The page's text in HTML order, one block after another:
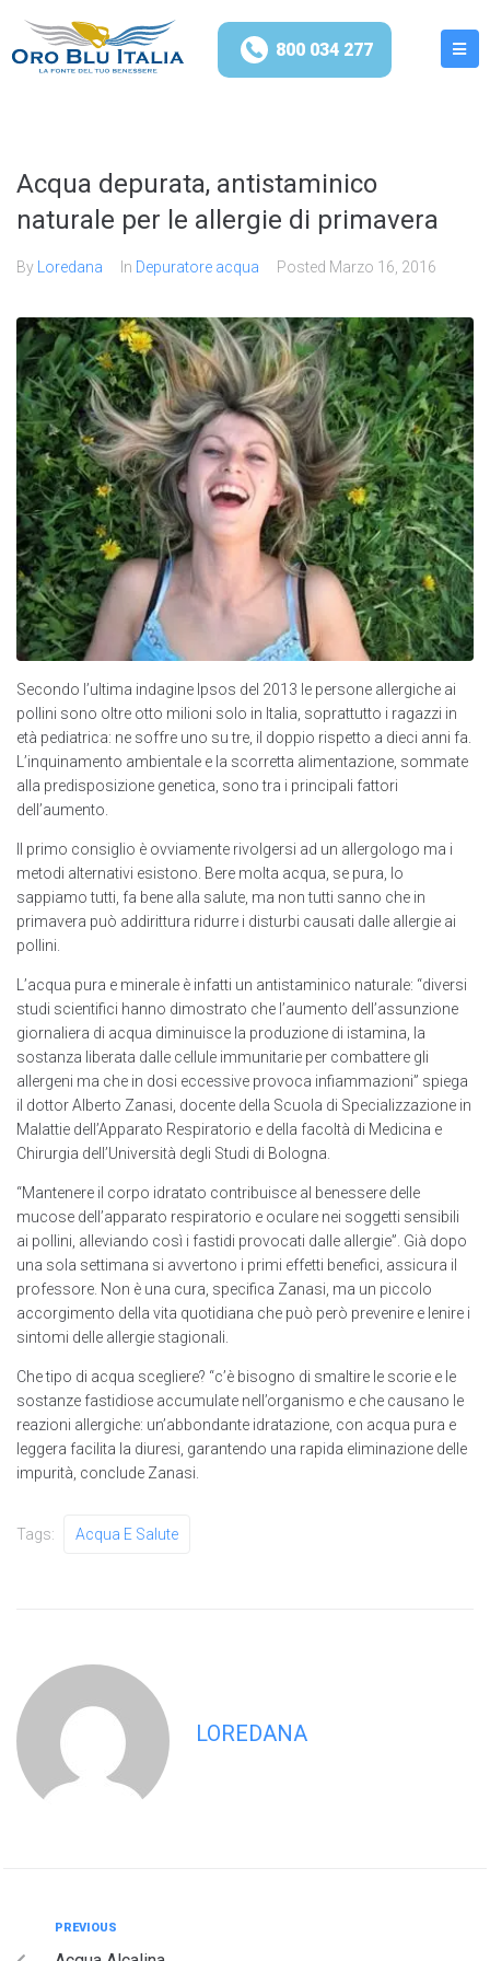
800 034 277
Acqua depurata, antistaminico
naturale per le allergie di primavera
By Loredana In Depuratore acqua Posted Marzo 16, 2016
Secondo l’ultima indagine Ipsos del 2013 le persone allergiche ai
pollini sono oltre otto milioni solo in Italia, soprattutto i ragazzi in
età pediatrica: ne soffre uno su tre, il doppio rispetto a dieci anni fa.
L’inquinamento ambientale e la scorretta alimentazione, sommate
alla predisposizione genetica, sono tra i principali fattori
dell’aumento.
Il primo consiglio è ovviamente rivolgersi ad un allergologo ma i
metodi alternativi esistono. Bere molta acqua, se pura, lo
sappiamo tutti, fa bene alla salute, ma non tutti sanno che in
primavera può addirittura ridurre i disturbi causati dalle allergie ai
pollini.
L’acqua pura e minerale è infatti un antistaminico naturale: “diversi
studi scientifici hanno dimostrato che l’aumento dell’assunzione
giornaliera di acqua diminuisce la produzione di istamina, la
sostanza liberata dalle cellule immunitarie per combattere gli
allergeni ma che in dosi eccessive provoca infiammazioni” spiega
il dottor Alberto Zanasi, docente della Scuola di Specializzazione in
Malattie dell’Apparato Respiratorio e della facoltà di Medicina e
Chirurgia dell’Università degli Studi di Bologna.
“Mantenere il corpo idratato contribuisce al benessere delle
mucose dell’apparato respiratorio e oculare nei soggetti sensibili
ai pollini, alleviando così i fastidi provocati dalle allergie”. Già dopo
una sola settimana si avvertono i primi effetti benefici, assicura il
professore. Non è una cura, specifica Zanasi, ma un piccolo
accorgimento della vita quotidiana che può però prevenire e lenire i
sintomi delle allergie stagionali.
Che tipo di acqua scegliere? “c’è bisogno di smaltire le scorie e le
sostanze fastidiose accumulate nell’organismo e che causano le
reazioni allergiche: un’abbondante idratazione, con acqua pura e
leggera facilita la diuresi, garantendo una rapida eliminazione delle
impurità, conclude Zanasi.
Tags: Acqua E Salute
LOREDANA
PREVIOUS